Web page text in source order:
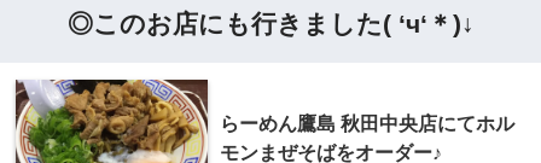
◎このお店にも行きました( ‘ч‘＊)↓
らーめん鷹島 秋田中央店にてホル
モンまぜそばをオーダー♪